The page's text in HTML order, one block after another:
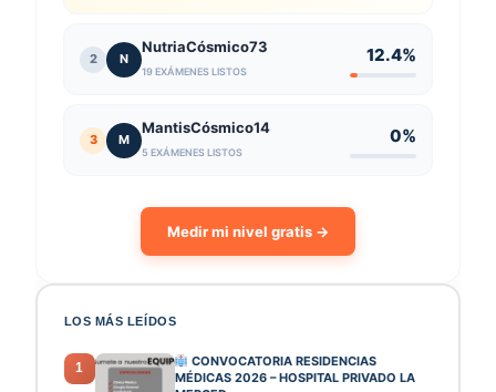
2 N
NutriaCósmico73
19 EXÁMENES LISTOS
12.4%
3 M
MantisCósmico14
5 EXÁMENES LISTOS
0%
Medir mi nivel gratis →
LOS MÁS LEÍDOS
1
CONVOCATORIA RESIDENCIAS
MÉDICAS 2026 – HOSPITAL PRIVADO LA